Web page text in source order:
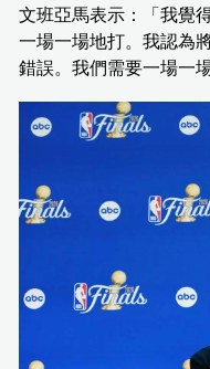
文班亞馬表示：「我覺
一場一場地打。我認為
錯誤。我們需要一場一